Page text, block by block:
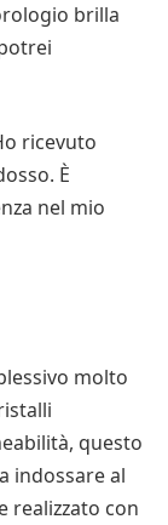
brilla
ricevuto
È
nel mio
molto
questo
indossare al
realizzato con